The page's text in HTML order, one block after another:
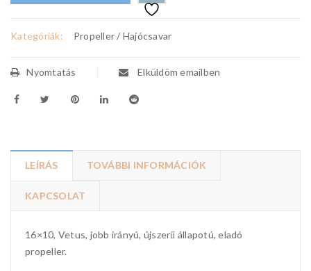
Kategóriák: Propeller / Hajócsavar
Nyomtatás Elküldöm emailben
LEÍRÁS TOVÁBBI INFORMÁCIÓK
KAPCSOLAT
16×10, Vetus, jobb irányú, újszerű állapotú, eladó
propeller.